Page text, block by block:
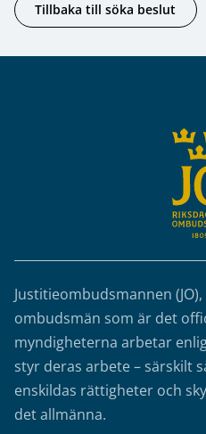
Tillbaka till söka beslut
Justitieombudsmannen
ombudsmän som är det
myndigheterna arbetar
styr deras arbete – särskilt
enskildas rättigheter och
det allmänna.